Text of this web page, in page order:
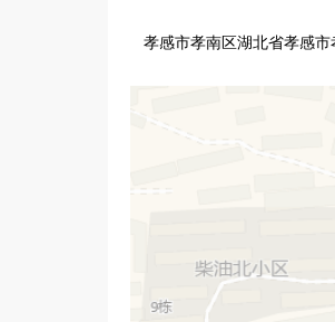
孝感市孝南区湖北省孝感市